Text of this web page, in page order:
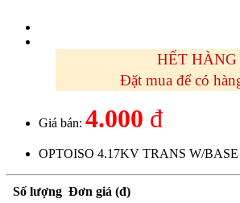
HẾT HÀNG
Đặt mua để có
Giá bán: 4.000 đ
OPTOISO 4.17KV TRANS W/
Số lượng Đơn giá (đ)